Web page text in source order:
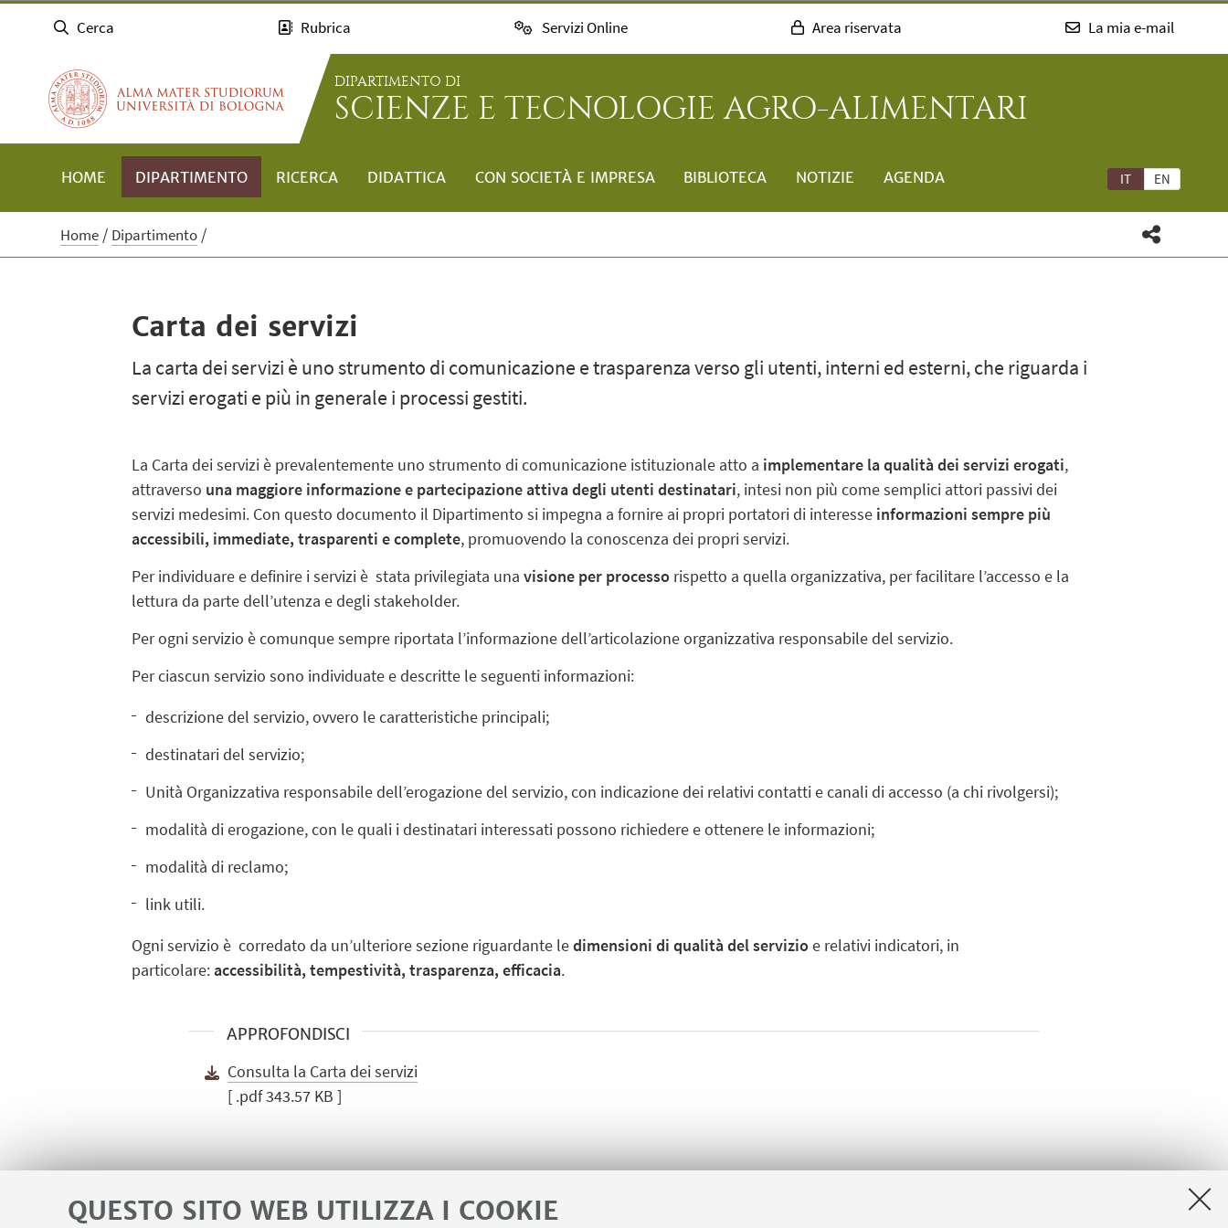
QUESTO SITO WEB UTILIZZA I COOKIE
Cerca Rubrica Servizi Online Area riservata La mia e-mail
DIPARTIMENTO DI
SCIENZE E TECNOLOGIE AGRO-ALIMENTARI
IT EN
HOME DIPARTIMENTO RICERCA DIDATTICA CON SOCIETÀ E IMPRESA BIBLIOTECA NOTIZIE AGENDA
Home Dipartimento
Carta dei servizi
La carta dei servizi è uno strumento di comunicazione e trasparenza verso gli utenti, interni ed esterni, che riguarda i
servizi erogati e più in generale i processi gestiti.
La Carta dei servizi è prevalentemente uno strumento di comunicazione istituzionale atto a implementare la qualità dei servizi erogati,
attraverso una maggiore informazione e partecipazione attiva degli utenti destinatari, intesi non più come semplici attori passivi dei
servizi medesimi. Con questo documento il Dipartimento si impegna a fornire ai propri portatori di interesse informazioni sempre più
accessibili, immediate, trasparenti e complete, promuovendo la conoscenza dei propri servizi.
Per individuare e definire i servizi è stata privilegiata una visione per processorispetto a quella organizzativa, per facilitare l’accesso e la
lettura da parte dell’utenza e degli stakeholder.
Per ogni servizio è comunque sempre riportata l’informazione dell’articolazione organizzativa responsabile del servizio.
Per ciascun servizio sono individuate e descritte le seguenti informazioni:
descrizione del servizio, ovvero le caratteristiche principali;
destinatari del servizio;
Unità Organizzativa responsabile dell’erogazione del servizio, con indicazione dei relativi contatti e canali di accesso (a chi rivolgersi);
modalità di erogazione, con le quali i destinatari interessati possono richiedere e ottenere le informazioni;
modalità di reclamo;
link utili.
Ogni servizio è corredato da un’ulteriore sezione riguardante ledimensioni di qualità del servizioe relativi indicatori, in
particolare:accessibilità, tempestività, trasparenza, efficacia.
APPROFONDISCI
Consulta la Carta dei servizi
[ .pdf 343.57 KB ]